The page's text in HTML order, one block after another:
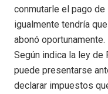
conmutarle el pago
igualmente tendría
abonó oportunamente.
Según indica la ley de
puede presentarse
declarar impuestos